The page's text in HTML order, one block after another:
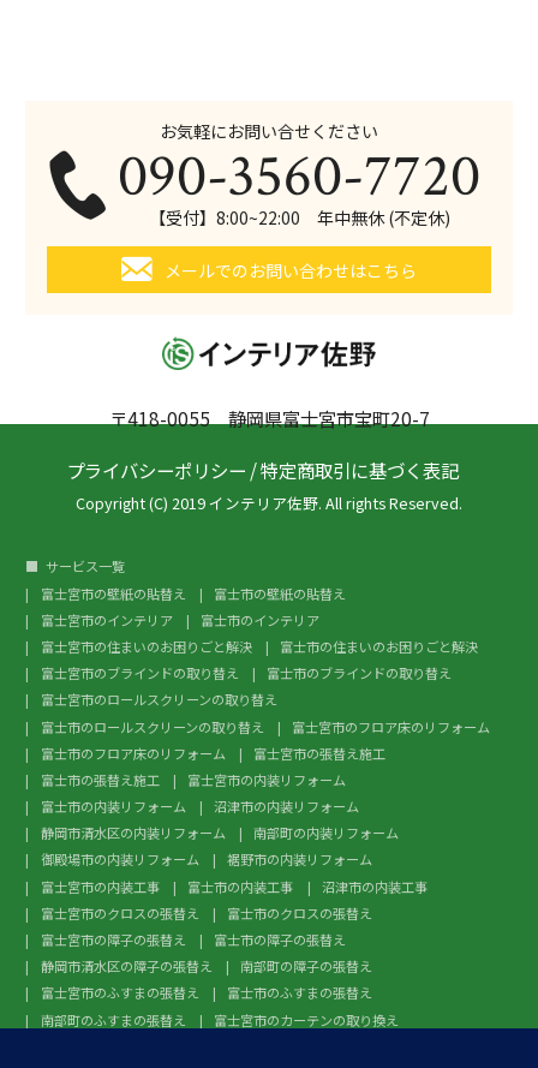
〒418-0055 静岡県富士宮市宝町20-7
お気軽にお問い合せください
090-3560-7720
【受付】8:00~22:00 年中無休 (不定休)
メールでのお問い合わせはこちら
プライバシーポリシー /特定商取引に基づく表記
Copyright (C) 2019 インテリア佐野. All rights Reserved.
サービス一覧
富士宮市の壁紙の貼替え
富士市の壁紙の貼替え
富士宮市のインテリア
富士市のインテリア
富士宮市の住まいのお困りごと解決
富士市の住まいのお困りごと解決
富士宮市のブラインドの取り替え
富士市のブラインドの取り替え
富士宮市のロールスクリーンの取り替え
富士市のロールスクリーンの取り替え
富士宮市のフロア床のリフォーム
富士市のフロア床のリフォーム
富士宮市の張替え施工
富士市の張替え施工
富士宮市の内装リフォーム
富士市の内装リフォーム
沼津市の内装リフォーム
静岡市清水区の内装リフォーム
南部町の内装リフォーム
御殿場市の内装リフォーム
裾野市の内装リフォーム
富士宮市の内装工事
富士市の内装工事
沼津市の内装工事
富士宮市のクロスの張替え
富士市のクロスの張替え
富士宮市の障子の張替え
富士市の障子の張替え
静岡市清水区の障子の張替え
南部町の障子の張替え
富士宮市のふすまの張替え
富士市のふすまの張替え
南部町のふすまの張替え
富士宮市のカーテンの取り換え